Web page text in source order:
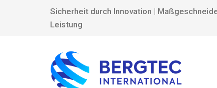
Sicherheit durch Innovation |
Leistung